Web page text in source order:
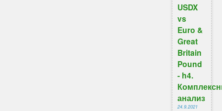
USDX
vs
Euro &
Great
Britain
Pound
- h4.
анализ
24.9.2021